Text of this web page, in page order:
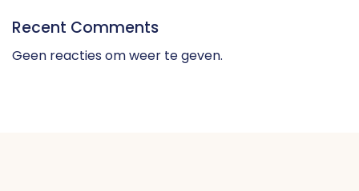
Recent Comments
Geen reacties om weer te geven.